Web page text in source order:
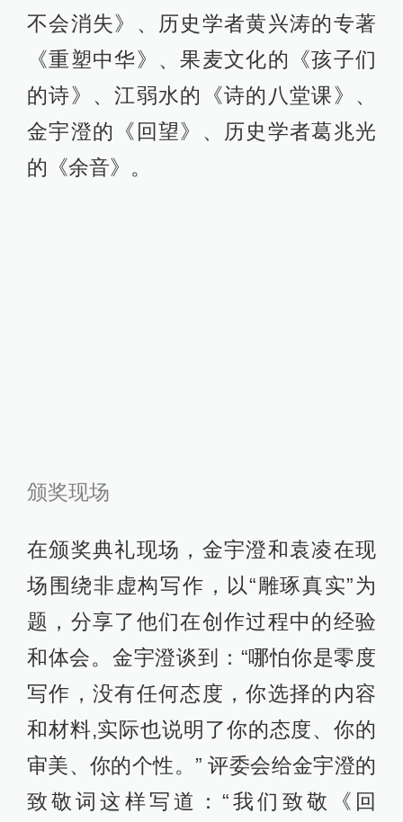
不会消失》、历史学者黄兴涛的专著
《重塑中华》、果麦文化的《孩子们
的诗》、江弱水的《诗的八堂课》、
金宇澄的《回望》、历史学者葛兆光
的《余音》。
颁奖现场
在颁奖典礼现场，金宇澄和袁凌在现
场围绕非虚构写作，以“雕琢真实”为
题，分享了他们在创作过程中的经验
和体会。金宇澄谈到：“哪怕你是零度
写作，没有任何态度，你选择的内容
和材料,实际也说明了你的态度、你的
审美、你的个性。” 评委会给金宇澄的
致敬词这样写道：“我们致敬《回